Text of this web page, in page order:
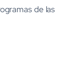
de las